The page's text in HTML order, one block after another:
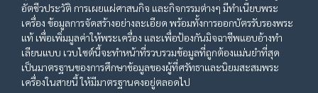
อัตชีวประวัติ การเผยแผ่ศาสนกิจ และกิจกรรมต่างๆ มีทำเนียบพระ
เครื่อง ข้อมูลการจัดสร้างอย่างละเอียด พร้อมทั้งการออกบัตรรับรองพระ
แท้ เพื่อเพิ่มมูลค่าให้พระเครื่อง และเพื่อป้องกันมิจฉาชีพแอบอ้างทำ
เลียนแบบ เวบไซต์นี้จะทำหน้าที่รวบรวมข้อมูลที่ถูกต้องแม่นยำที่สุด
เป็นมาตรฐานของการศึกษาข้อมูลของผู้ที่ศรัทธาและนิยมสะสมพระ
เครื่องในสายนี้ ให้มีมาตรฐานคงอยู่ตลอดไป